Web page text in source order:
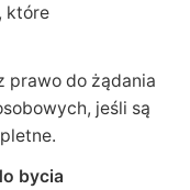
które
prawo do żądania
jeśli są
bycia